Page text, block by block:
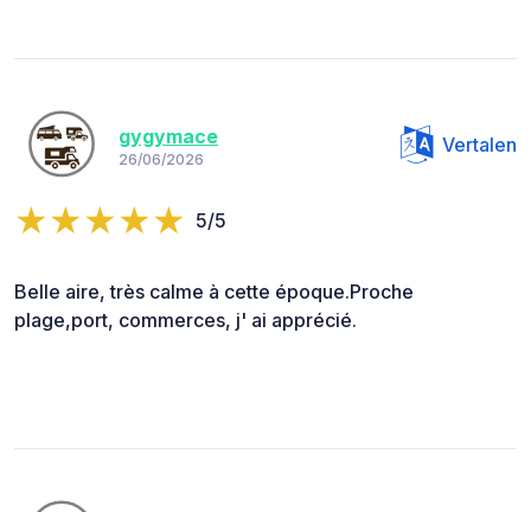
gygymace
26/06/2026
Vertalen
5/5
Belle aire, très calme à cette époque.Proche
plage,port, commerces, j' ai apprécié.